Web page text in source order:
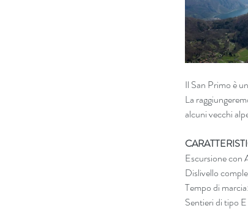
Il San Primo è
La
alcuni vecchi
Escursione con
Dislivello
Tempo di
Sentieri di tipo